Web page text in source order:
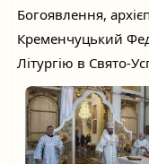
Богоявлення,
Кременчуцький
Літургію в Свято-